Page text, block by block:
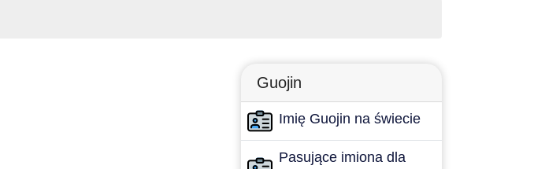
Guojin
Imię Guojin na świecie
Pasujące imiona dla